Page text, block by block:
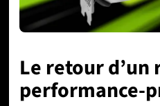
Le retour
performance-